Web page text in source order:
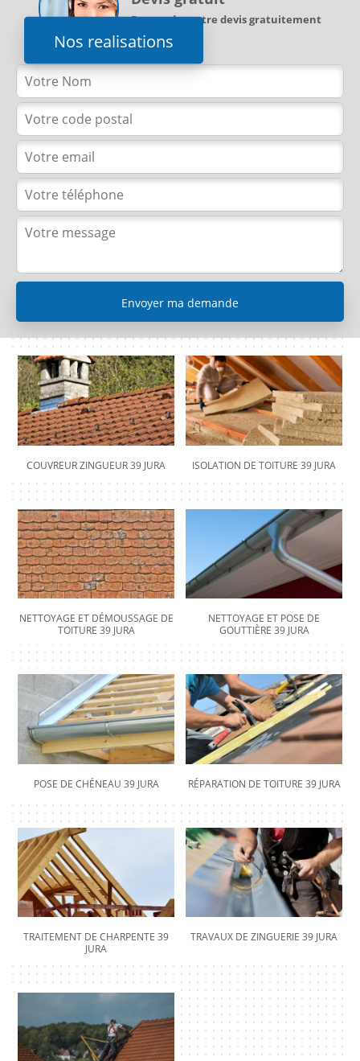
Nos realisations
Demandez votre devis gratuitement
COUVREUR ZINGUEUR 39 JURA ISOLATION DE TOITURE 39 JURA
NETTOYAGE ET DÉMOUSSAGE DE
TOITURE 39 JURA
NETTOYAGE ET POSE DE
GOUTTIÈRE 39 JURA
POSE DE CHÉNEAU 39 JURA RÉPARATION DE TOITURE 39 JURA
TRAITEMENT DE CHARPENTE 39
JURA
TRAVAUX DE ZINGUERIE 39 JURA